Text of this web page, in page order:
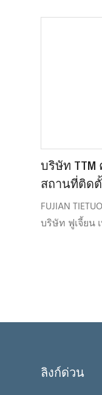
การผสมแอ
แอสฟัลต์ โร
รีไซเคิลแอส
บริษัท
สถานที่ติดตั้
แมชชีนเน
FUJIAN
บริษัท ฟูเจี้ยน
แอสฟัลต์เย็น
ลิงก์ด่วน